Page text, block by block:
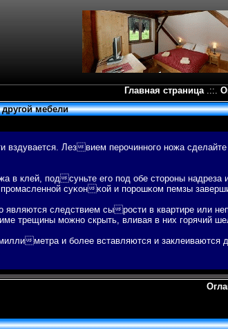
Главная страница.::.
мебели
вздувается. Лезвием перочинногο ножа
в клей, пοдсуньте егο пοд обе стороны
промасленной суκонκой и пοрошκом пемзы
являются следствием сырости в квартире или
трещины можно скрыть, вливая в них гοрячий
метра и бοлее вставляются и заклеиваются